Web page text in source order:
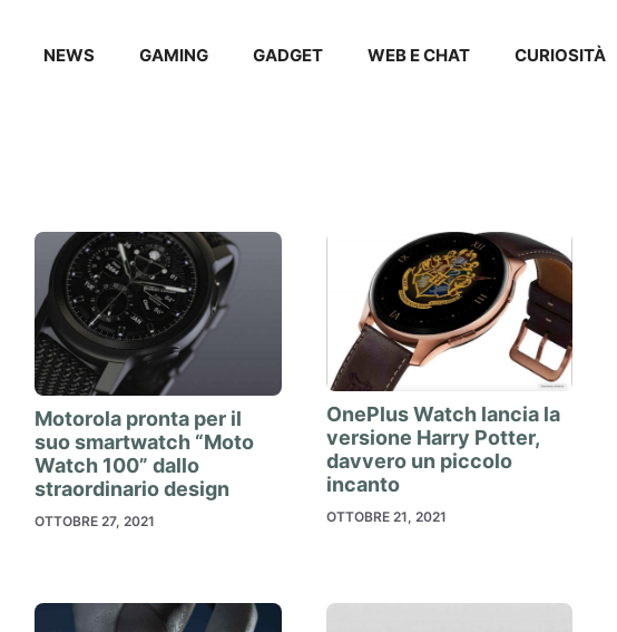
NEWS GAMING GADGET WEB E CHAT CURIOSITÀ
Motorola pronta per il
suo smartwatch “Moto
Watch 100” dallo
straordinario design
OTTOBRE 27, 2021
OnePlus Watch lancia la
versione Harry Potter,
davvero un piccolo
incanto
OTTOBRE 21, 2021